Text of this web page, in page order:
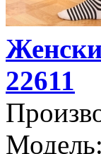
22611
Модель: